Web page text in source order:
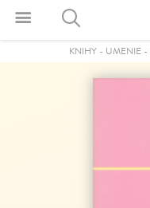
KNIHY- UMENIE-